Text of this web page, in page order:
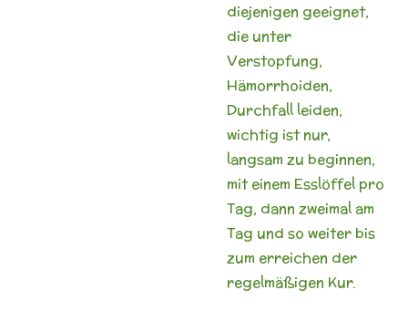
diejenigen geeignet,
die unter
Verstopfung,
Hämorrhoiden,
Durchfall leiden,
wichtig ist nur,
langsam zu beginnen,
mit einem Esslöffel pro
Tag, dann zweimal am
Tag und so weiter bis
zum erreichen der
regelmäßigen Kur.